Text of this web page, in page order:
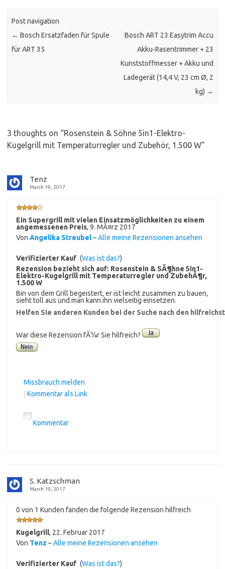
Post navigation
← Bosch Ersatzfaden für Spule
für ART 35
Bosch ART 23 Easytrim Accu
Akku-Rasentrimmer + 23
Kunststoffmesser + Akku und
Ladegerät (14,4 V, 23 cm Ø, 2
kg) →
3 thoughts on “Rosenstein & Söhne 5in1-Elektro-
Kugelgrill mit Temperaturregler und Zubehör, 1.500 W”
Tenz
March 19, 2017
Ein Supergrill mit vielen Einsatzmöglichkeiten zu einem
angemessenen Preis, 9. MÃ¤rz 2017
Von Angelika Streubel–Alle meine Rezensionen ansehen
Verifizierter Kauf (Was ist das?)
Rezension bezieht sich auf: Rosenstein & SÃ¶hne 5in1-
Elektro-Kugelgrill mit Temperaturregler und ZubehÃ¶r,
1.500 W
Bin von dem Grill begeistert, er ist leicht zusammen zu bauen,
sieht toll aus und man kann ihn vielseitig einsetzen.
Helfen Sie anderen Kunden bei der Suche nach den
War diese Rezension fÃ¼r Sie hilfreich?
Missbrauch melden
Kommentar als Link
Kommentar
S. Katzschman
March 19, 2017
0 von 1 Kunden fanden die folgende Rezension hilfreich
Kugelgrill, 22. Februar 2017
Von Tenz –Alle meine Rezensionen ansehen
Verifizierter Kauf (Was ist das?)